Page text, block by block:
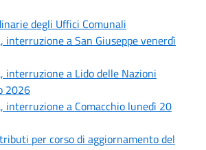
degli Uffici Comunali
interruzione a San Giuseppe venerdì
interruzione a Lido delle Nazioni
2026
interruzione a Comacchio lunedì 20
per corso di aggiornamento del